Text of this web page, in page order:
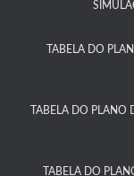
TABELA DO
TABELA DO PLANO
TABELA DO